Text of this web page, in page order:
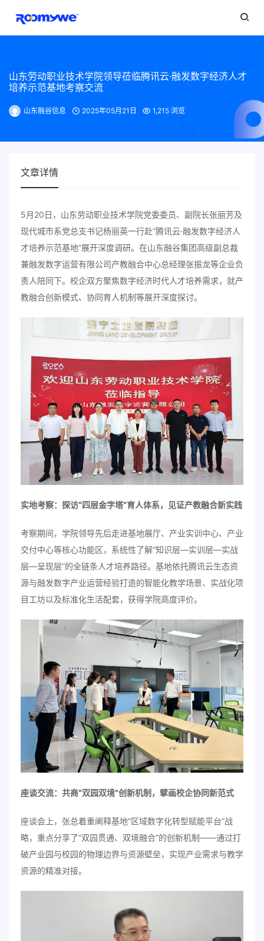
山东劳动职业技术学院领导莅临腾讯云·融发数字经济人才
培养示范基地考察交流
山东融谷信息 2025年05月21日 1,215 浏览
文章详情
5月20日，山东劳动职业技术学院党委委员、副院长张丽芳及
现代城市系党总支书记杨丽英一行赴“腾讯云·融发数字经济人
才培养示范基地”展开深度调研。在山东融谷集团高级副总裁
兼融发数字运营有限公司产教融合中心总经理张振龙等企业负
责人陪同下。校企双方聚焦数字经济时代人才培养需求，就产
教融合创新模式、协同育人机制等展开深度探讨。
实地考察：探访“四层金字塔”育人体系，见证产教融合新实践
考察期间，学院领导先后走进基地展厅、产业实训中心、产业
交付中心等核心功能区，系统性了解“知识层—实训层—实战
层—呈现层”的全链条人才培养路径。基地依托腾讯云生态资
源与融发数字产业运营经验打造的智能化教学场景、实战化项
目工坊以及标准化生活配套，获得学院高度评价。
座谈交流：共商“双园双境”创新机制，擘画校企协同新范式
座谈会上，张总着重阐释基地“区域数字化转型赋能平台”战
略，重点分享了“双园贯通、双境融合”的创新机制——通过打
破产业园与校园的物理边界与资源壁垒，实现产业需求与教学
资源的精准对接。